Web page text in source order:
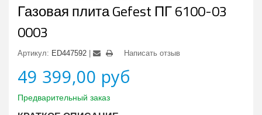
Газовая плита Gefest ПГ 6100-03
0003
Артикул: ED447592 Написать отзыв
49 399,00 руб
Предварительный заказ